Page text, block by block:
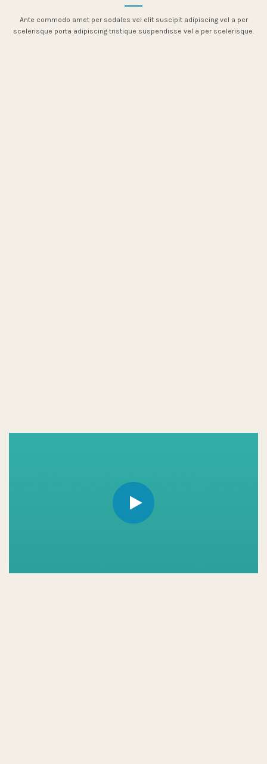
Ante commodo amet per sodales vel elit suscipit adipiscing vel a per
scelerisque porta adipiscing tristique suspendisse vel a per scelerisque.